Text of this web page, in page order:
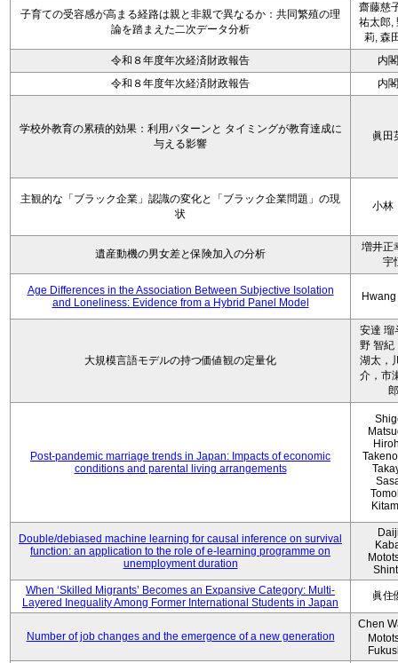
子育ての受容感が高まる経路は親と非親で異なるか：共同繁殖の理
論を踏まえた二次データ分析
齋藤慈
祐太郎,
莉, 森
令和８年度年次経済財政報告
内
令和８年度年次経済財政報告
内
学校外教育の累積的効果：利用パターンと タイミングが教育達成に
与える影響
眞田
主観的な「ブラック企業」認識の変化と「ブラック企業問題」の現
状
小
遺産動機の男女差と保険加入の分析
増井正
宇
Age Differences in the Association Between Subjective Isolation
and Loneliness: Evidence from a Hybrid Panel Model
大規模言語モデルの持つ価値観の定量化
安達 瑠
野 智紀
湖太，
介，市
郎
Post-pandemic marriage trends in Japan: Impacts of economic
conditions and parental living arrangements
Double/debiased machine learning for causal inference on survival
function: an application to the role of e-learning programme on
unemployment duration
When ‘Skilled Migrants’ Becomes an Expansive Category: Multi-
Layered Inequality Among Former International Students in Japan
眞住
Number of job changes and the emergence of a new generation
Chen